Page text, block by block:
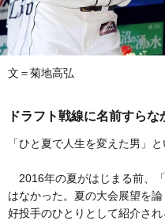
文＝菊地高弘
ドラフト戦線に名前すらな
「ひと夏で人生を変えた男」
2016年の夏がはじまる前、
はなかった。夏の大会展望を
好投手のひとりとして紹介さ